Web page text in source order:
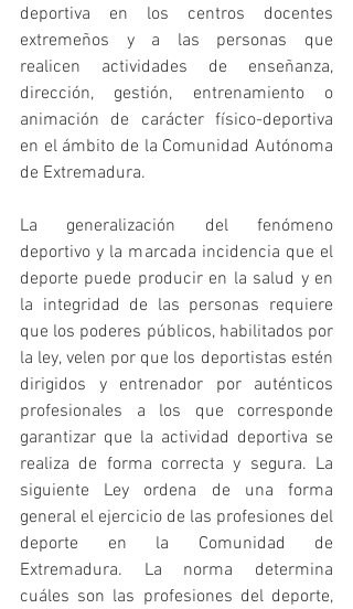
deportiva en los centros docentes
extremeños y a las personas que
realicen actividades de enseñanza,
dirección, gestión, entrenamiento o
animación de carácter físico-deportiva
en el ámbito de la Comunidad Autónoma
de Extremadura.
La generalización del fenómeno
deportivo y la marcada incidencia que el
deporte puede producir en la salud y en
la integridad de las personas requiere
que los poderes públicos, habilitados por
la ley, velen por que los deportistas estén
dirigidos y entrenador por auténticos
profesionales a los que corresponde
garantizar que la actividad deportiva se
realiza de forma correcta y segura. La
siguiente Ley ordena de una forma
general el ejercicio de las profesiones del
deporte en la Comunidad de
Extremadura. La norma determina
cuáles son las profesiones del deporte,